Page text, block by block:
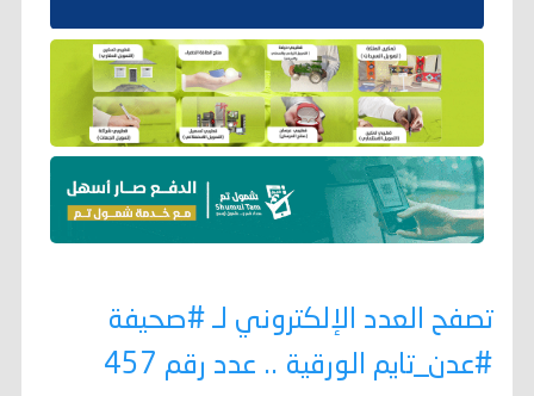
تصفح العدد الإلكتروني لـ #صحيفة
#عدن_تايم الورقية .. عدد رقم 457